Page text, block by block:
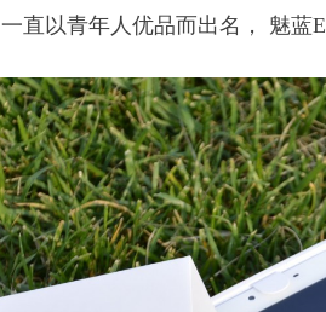
直以青年人优品而出名， 魅